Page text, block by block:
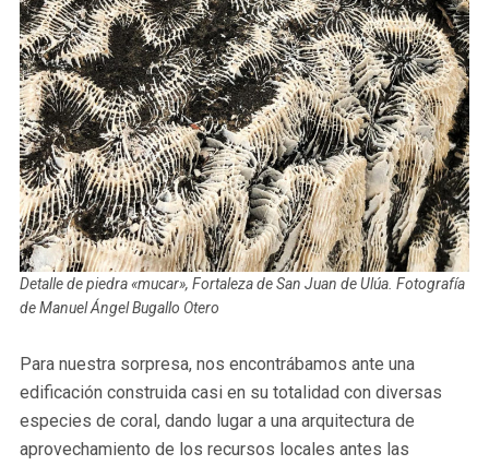
Detalle de piedra «mucar», Fortaleza de San Juan de Ulúa. Fotografía
de Manuel Ángel Bugallo Otero
Para nuestra sorpresa, nos encontrábamos ante una
edificación construida casi en su totalidad con diversas
especies de coral, dando lugar a una arquitectura de
aprovechamiento de los recursos locales antes las